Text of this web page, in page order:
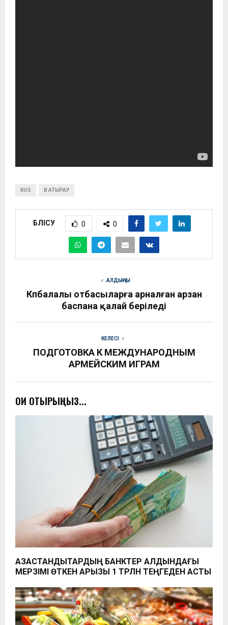
RUS В АТЫРАУ
БӨЛІСУ 0 0
АЛДЫҢҒЫ
Көпбалалы отбасыларға арналған арзан
баспана қалай беріледі
КЕЛЕСІ
ПОДГОТОВКА К МЕЖДУНАРОДНЫМ
АРМЕЙСКИМ ИГРАМ
ОҚИ ОТЫРЫҢЫЗ...
ҚАЗАҚСТАНДЫҚТАРДЫҢ БАНКТЕР АЛДЫНДАҒЫ
МЕРЗІМІ ӨТКЕН ҚАРЫЗЫ 1 ТРЛН ТЕҢГЕДЕН АСТЫ